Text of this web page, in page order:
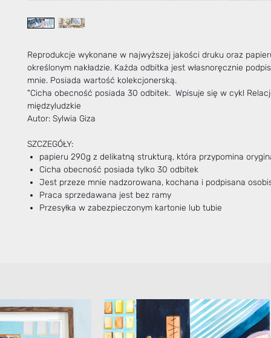
Reprodukcje wykonane w najwyższej jakości druku oraz
określonym nakładzie. Każda odbitka jest własnoręcznie
mnie. Posiada wartość kolekcjonerską.
"Cicha obecność posiada 30 odbitek. Wpisuje się w cykl
międzyludzkie
Autor: Sylwia Giza
SZCZEGÓŁY:
papieru 290g z delikatną strukturą, która przypomina
Cicha obecność posiada tylko 30 odbitek
Jest przeze mnie nadzorowana, kochana i podpisana
Praca sprzedawana jest bez ramy
Przesyłka w zabezpieczonym kartonie lub tubie